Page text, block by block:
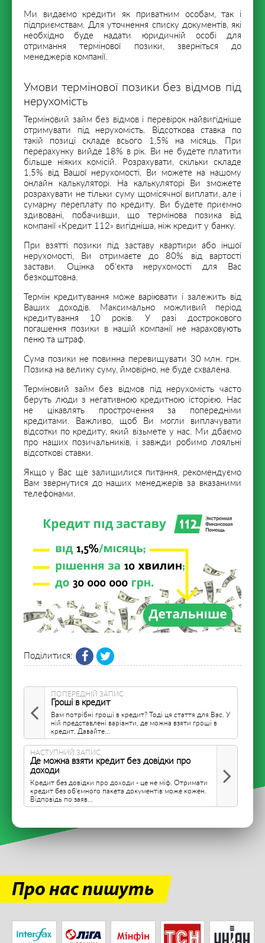
Ми видаємо кредити як приватним особам, так і
підприємствам. Для уточнення списку документів, які
необхідно буде надати юридичній особі для
отримання термінової позики, зверніться до
менеджерів компанії.
Умови термінової позики без відмов під
нерухомість
Терміновий займ без відмов і перевірок найвигідніше
отримувати під нерухомість. Відсоткова ставка по
такій позиці складе всього 1,5% на місяць. При
перерахунку вийде 18% в рік. Ви не будете платити
більше ніяких комісій. Розрахувати, скільки складе
1,5% від Вашої нерухомості, Ви можете на нашому
онлайн калькуляторі. На калькуляторі Ви зможете
розрахувати не тільки суму щомісячної виплати, але і
сумарну переплату по кредиту. Ви будете приємно
здивовані, побачивши, що термінова позика від
компанії «Кредит 112» вигідніша, ніж кредит у банку.
При взятті позики під заставу квартири або іншої
нерухомості, Ви отримаєте до 80% від вартості
застави. Оцінка об'єкта нерухомості для Вас
безкоштовна.
Термін кредитування може варіювати і залежить від
Ваших доходів. Максимально можливий період
кредитування 10 років. У разі дострокового
погашення позики в нашій компанії не нараховують
пеню та штраф.
Сума позики не повинна перевищувати 30 млн. грн.
Позика на велику суму, ймовірно, не буде схвалена.
Терміновий займ без відмов під нерухомість часто
беруть люди з негативною кредитною історією. Нас
не цікавлять прострочення за попередніми
кредитами. Важливо, щоб Ви могли виплачувати
відсотки по кредиту, який візьмете у нас. Ми дбаємо
про наших позичальників, і завжди робимо лояльні
відсоткові ставки.
Якщо у Вас ще залишилися питання, рекомендуємо
Вам звернутися до наших менеджерів за вказаними
телефонами.
Поділитися:
ПОПЕРЕДНІЙ ЗАПИС
Гроші в кредит
Вам потрібні гроші в кредит? Тоді ця стаття для Вас. У
ній представлені варіанти, де можна взяти гроші в
кредит. Давайте...
НАСТУПНИЙ ЗАПИС
Де можна взяти кредит без довідки про
доходи
Кредит без довідки про доходи - це не міф. Отримати
кредит без об'ємного пакета документів може кожен.
Відповідь по заяв...
Про нас пишуть